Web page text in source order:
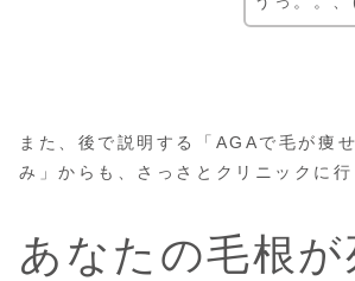
また、後で説明する「AGAで毛が痩
み」からも、さっさとクリニックに行
あなたの毛根が